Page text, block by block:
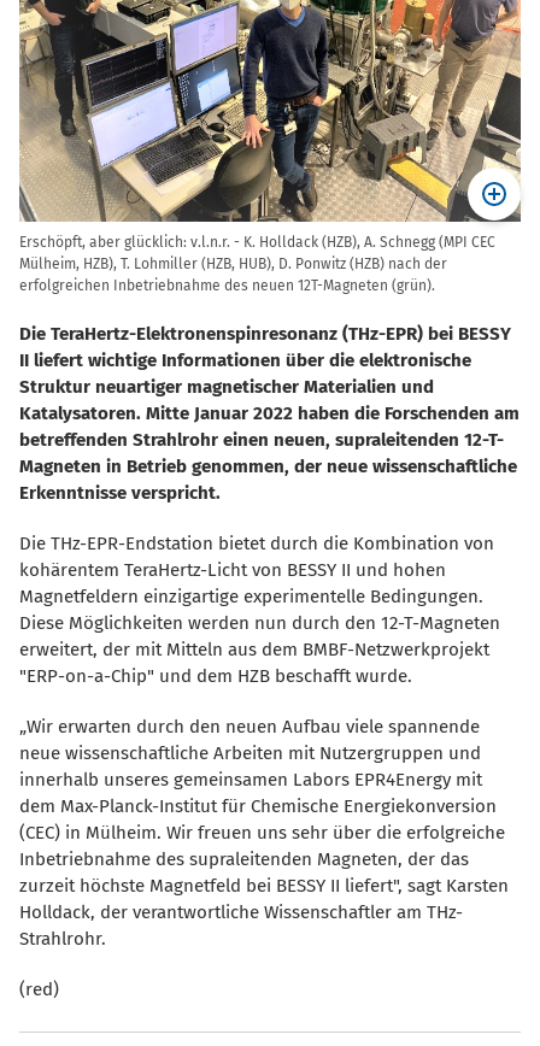
Erschöpft, aber glücklich: v.l.n.r. - K. Holldack (HZB), A. Schnegg (MPI CEC
Mülheim, HZB), T. Lohmiller (HZB, HUB), D. Ponwitz (HZB) nach der
erfolgreichen Inbetriebnahme des neuen 12T-Magneten (grün).
Die TeraHertz-Elektronenspinresonanz (THz-EPR) bei BESSY
II liefert wichtige Informationen über die elektronische
Struktur neuartiger magnetischer Materialien und
Katalysatoren. Mitte Januar 2022 haben die Forschenden am
betreffenden Strahlrohr einen neuen, supraleitenden 12-T-
Magneten in Betrieb genommen, der neue wissenschaftliche
Erkenntnisse verspricht.
Die THz-EPR-Endstation bietet durch die Kombination von
kohärentem TeraHertz-Licht von BESSY II und hohen
Magnetfeldern einzigartige experimentelle Bedingungen.
Diese Möglichkeiten werden nun durch den 12-T-Magneten
erweitert, der mit Mitteln aus dem BMBF-Netzwerkprojekt
"ERP-on-a-Chip" und dem HZB beschafft wurde.
Wir erwarten durch den neuen Aufbau viele spannende
neue wissenschaftliche Arbeiten mit Nutzergruppen und
innerhalb unseres gemeinsamen Labors EPR4Energy mit
dem Max-Planck-Institut für Chemische Energiekonversion
(CEC) in Mülheim. Wir freuen uns sehr über die erfolgreiche
Inbetriebnahme des supraleitenden Magneten, der das
zurzeit höchste Magnetfeld bei BESSY II liefert", sagt Karsten
Holldack, der verantwortliche Wissenschaftler am THz-
Strahlrohr.
(red)